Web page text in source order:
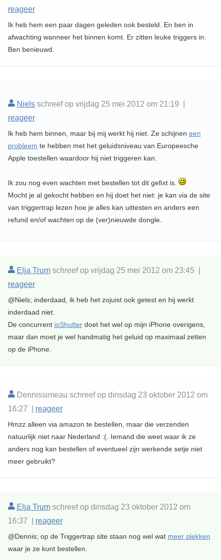
reageer
Ik heb hem een paar dagen geleden ook besteld. En ben in
afwachting wanneer het binnen komt. Er zitten leuke triggers in.
Ben benieuwd.
Nielsschreef op vrijdag 25 mei 2012 om 21:19 |
reageer
Ik heb hem binnen, maar bij mij werkt hij niet. Ze schijnen een
probleem te hebben met het geluidsniveau van Europeesche
Apple toestellen waardoor hij niet triggeren kan.
Ik zou nog even wachten met bestellen tot dit gefixt is.
Mocht je al gekocht hebben en hij doet het niet: je kan via de site
van triggertrap lezen hoe je alles kan uittesten en anders een
refund en/of wachten op de (ver)nieuwde dongle.
Elja Trumschreef op vrijdag 25 mei 2012 om 23:45 |
reageer
@Niels; inderdaad, ik heb het zojuist ook getest en hij werkt
inderdaad niet.
De concurrent ioShutterdoet het wel op mijn iPhone overigens,
maar dan moet je wel handmatig het geluid op maximaal zetten
op de iPhone.
Dennissimeau schreef op dinsdag 23 oktober 2012 om
16:27 | reageer
Hmzz alleen via amazon te bestellen, maar die verzenden
natuurlijk niet naar Nederland :(. Iemand die weet waar ik ze
anders nog kan bestellen of eventueel zijn werkende setje niet
meer gebruikt?
Elja Trumschreef op dinsdag 23 oktober 2012 om
16:37 | reageer
@Dennis; op de Triggertrap site staan nog wel wat meer plekken
waar je ze kunt bestellen.